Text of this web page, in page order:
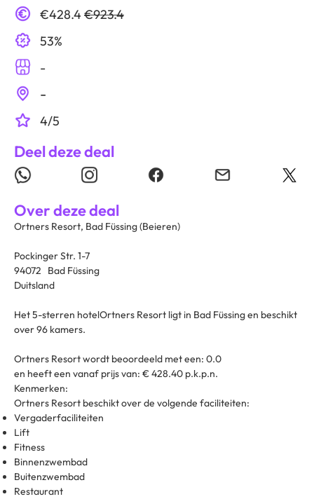
€428.4€923.4
53%
-
-
4/5
Deel deze deal
Over deze deal
Ortners Resort, Bad Füssing (Beieren)
Pockinger Str. 1-7
94072 Bad Füssing
Duitsland
Het 5-sterren hotelOrtners Resort ligt in Bad Füssing en beschikt
over 96 kamers.
Ortners Resort wordt beoordeeld met een: 0.0
en heeft een vanaf prijs van: € 428.40 p.k.p.n.
Kenmerken:
Ortners Resort beschikt over de volgende faciliteiten:
Vergaderfaciliteiten
Lift
Fitness
Binnenzwembad
Buitenzwembad
Restaurant